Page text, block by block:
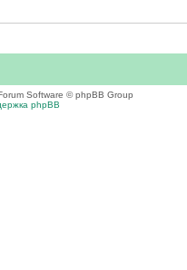
Software © phpBB Group
phpBB